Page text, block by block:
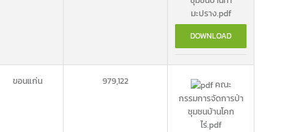
มะปราง.pdf
DOWNLOAD
ขอนแก่น 979,122
คณะ
กรรมการจัดการป่า
ชุมชนบ้านโคก
ไร่.pdf